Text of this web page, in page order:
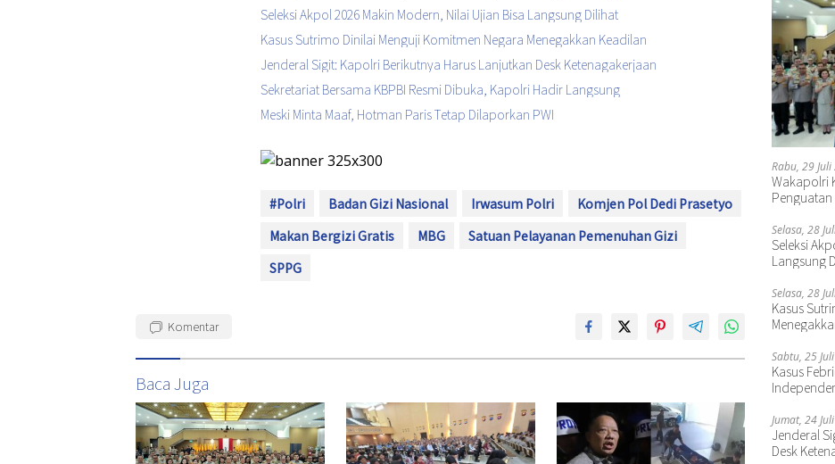
Seleksi Akpol 2026 Makin Modern, Nilai Ujian Bisa Langsung Dilihat
Kasus Sutrimo Dinilai Menguji Komitmen Negara Menegakkan Keadilan
Jenderal Sigit: Kapolri Berikutnya Harus Lanjutkan Desk Ketenagakerjaan
Sekretariat Bersama KBPBI Resmi Dibuka, Kapolri Hadir Langsung
Meski Minta Maaf, Hotman Paris Tetap Dilaporkan PWI
#Polri Badan Gizi Nasional Irwasum Polri
Komjen Pol Dedi Prasetyo
Makan Bergizi Gratis
MBG
Satuan Pelayanan Pemenuhan Gizi
SPPG
Komentar
Baca Juga
Rabu, 29
Wakapolri
Selasa, 28
Seleksi
Langsung
Selasa, 28
Kasus
Sabtu, 25
Kasus
Jumat, 24
Jenderal
Desk